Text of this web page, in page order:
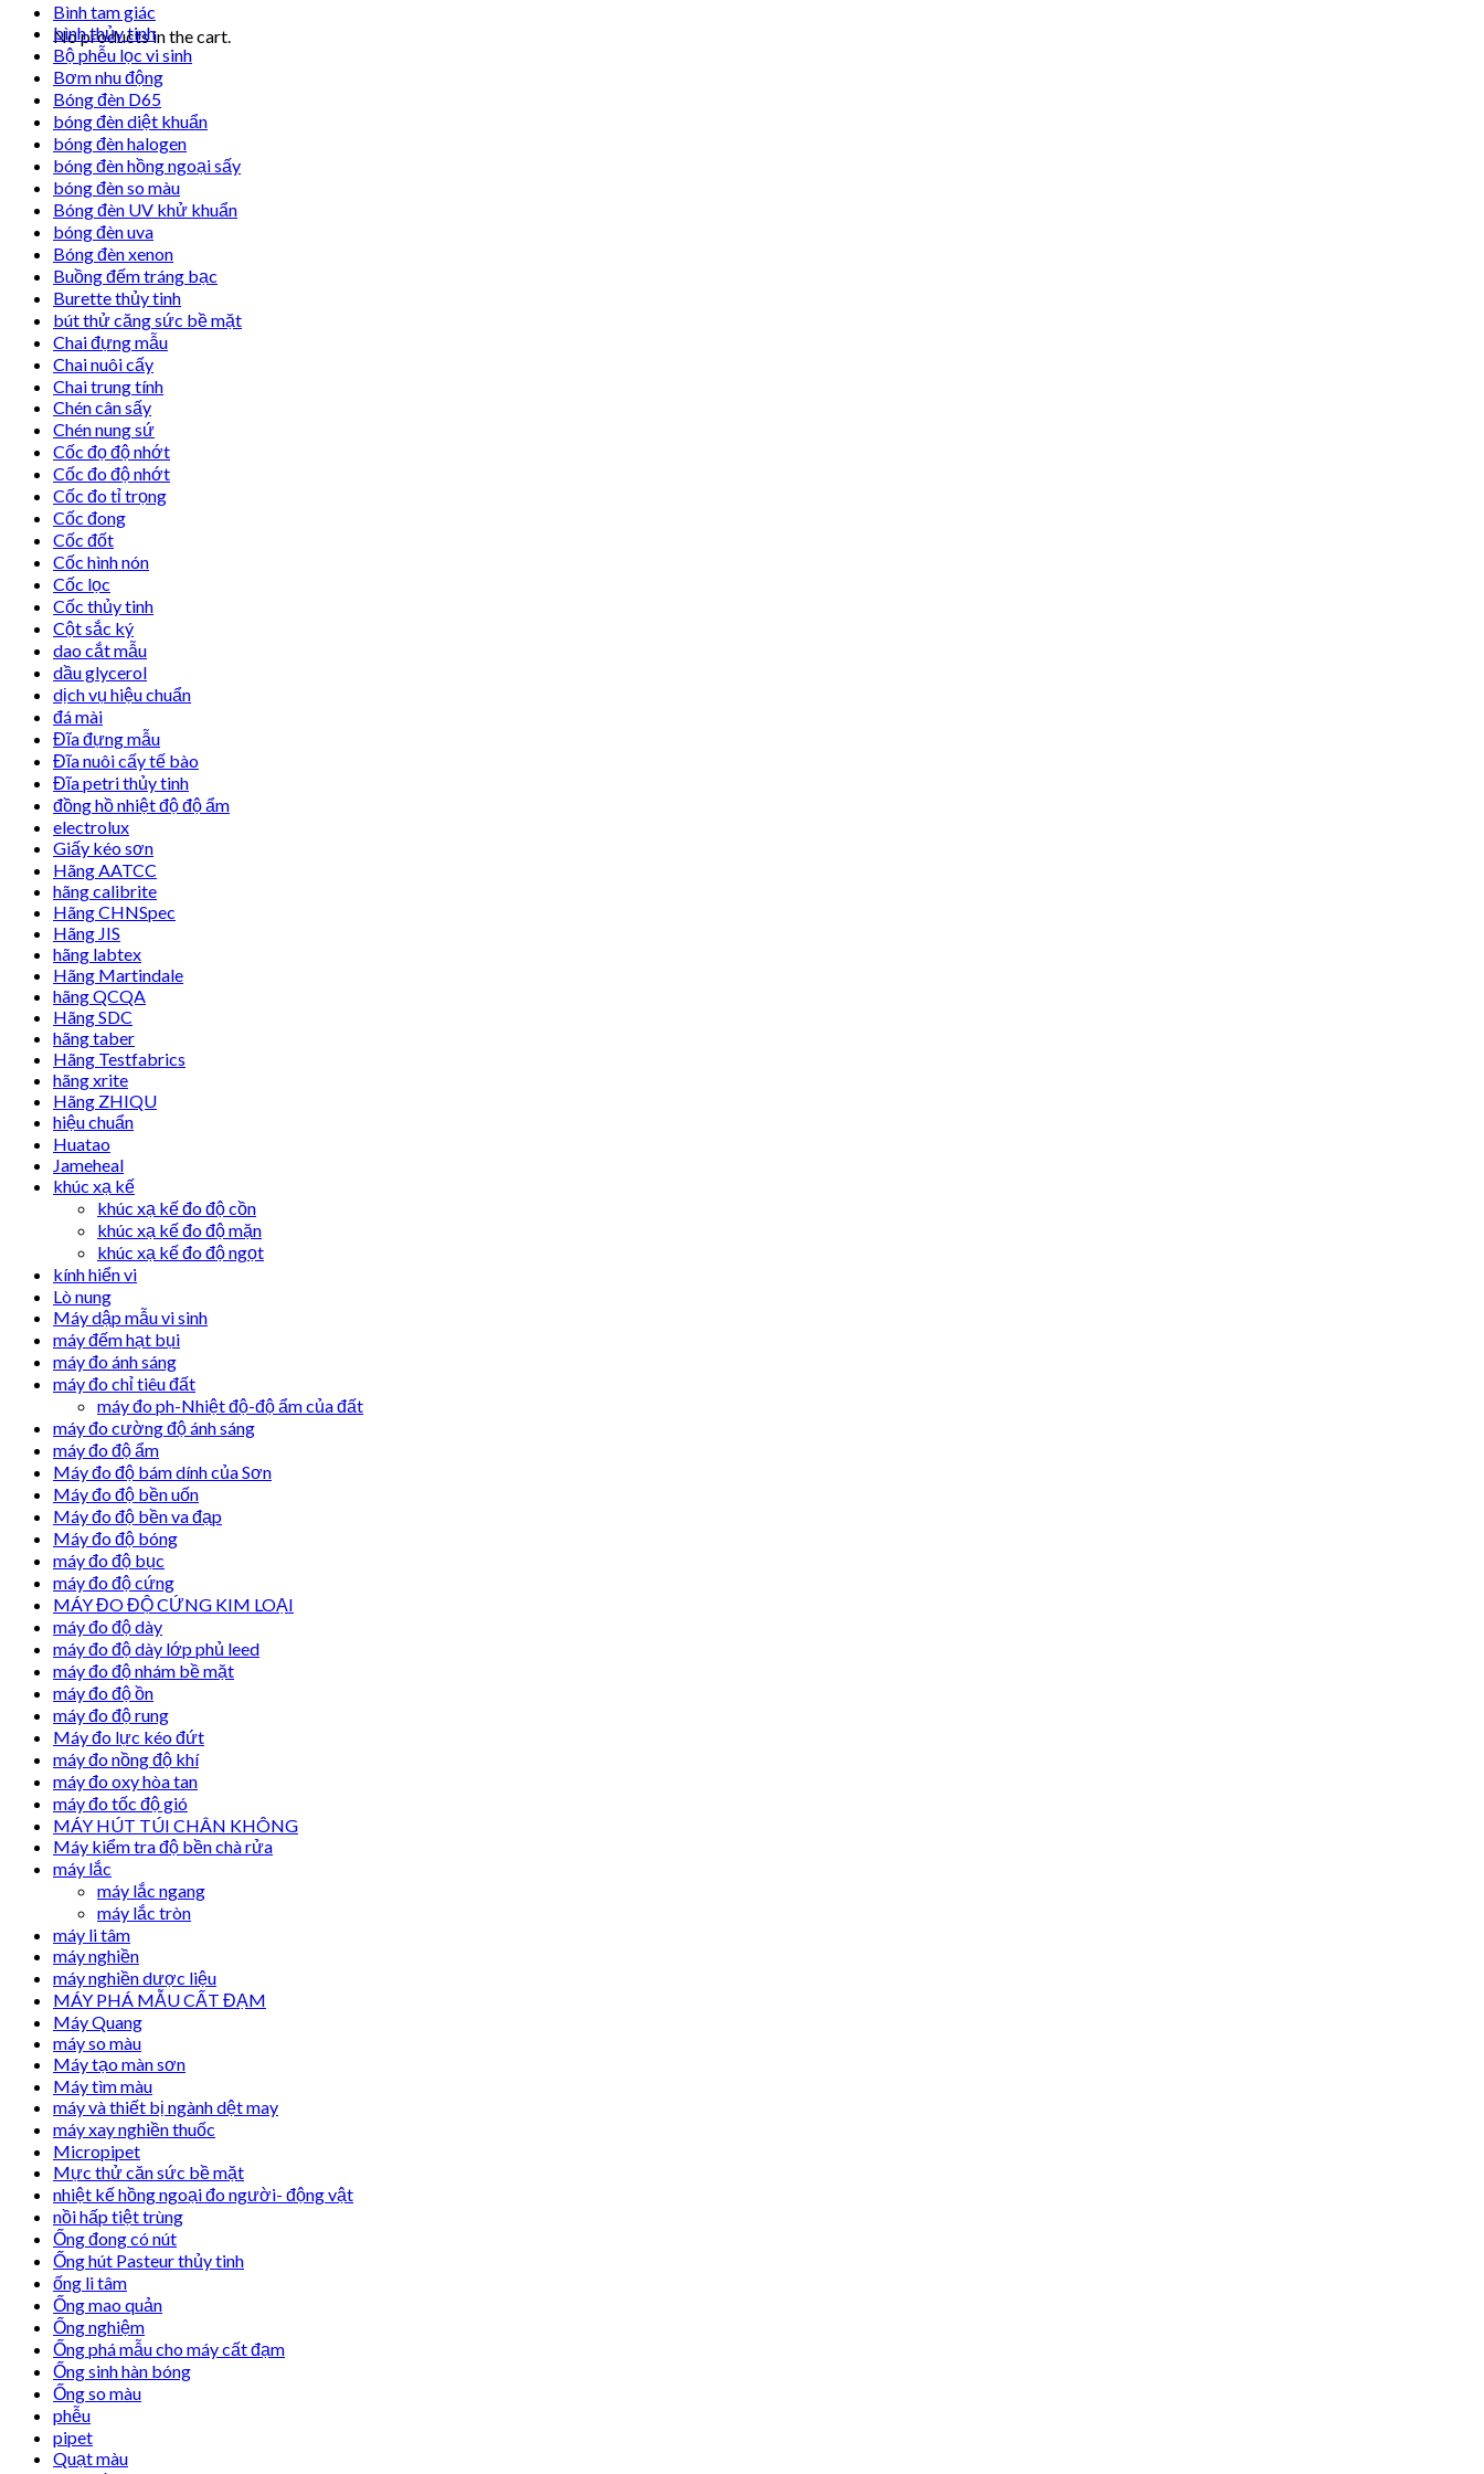
No products in the cart.
Bình tam giác
bình thủy tinh
Bộ phễu lọc vi sinh
Bơm nhu động
Bóng đèn D65
bóng đèn diệt khuẩn
bóng đèn halogen
bóng đèn hồng ngoại sấy
bóng đèn so màu
Bóng đèn UV khử khuẩn
bóng đèn uva
Bóng đèn xenon
Buồng đếm tráng bạc
Burette thủy tinh
bút thử căng sức bề mặt
Chai đựng mẫu
Chai nuôi cấy
Chai trung tính
Chén cân sấy
Chén nung sứ
Cốc đọ độ nhớt
Cốc đo độ nhớt
Cốc đo tỉ trọng
Cốc đong
Cốc đốt
Cốc hình nón
Cốc lọc
Cốc thủy tinh
Cột sắc ký
dao cắt mẫu
dầu glycerol
dịch vụ hiệu chuẩn
đá mài
Đĩa đựng mẫu
Đĩa nuôi cấy tế bào
Đĩa petri thủy tinh
đồng hồ nhiệt độ độ ẩm
electrolux
Giấy kéo sơn
Hãng AATCC
hãng calibrite
Hãng CHNSpec
Hãng JIS
hãng labtex
Hãng Martindale
hãng QCQA
Hãng SDC
hãng taber
Hãng Testfabrics
hãng xrite
Hãng ZHIQU
hiệu chuẩn
Huatao
Jameheal
khúc xạ kế
khúc xạ kế đo độ cồn
khúc xạ kế đo độ mặn
khúc xạ kế đo độ ngọt
kính hiển vi
Lò nung
Máy dập mẫu vi sinh
máy đếm hạt bụi
máy đo ánh sáng
máy đo chỉ tiêu đất
máy đo ph-Nhiệt độ-độ ẩm của đất
máy đo cường độ ánh sáng
máy đo độ ẩm
Máy đo độ bám dính của Sơn
Máy đo độ bền uốn
Máy đo độ bền va đạp
Máy đo độ bóng
máy đo độ bục
máy đo độ cứng
MÁY ĐO ĐỘ CỨNG KIM LOẠI
máy đo độ dày
máy đo độ dày lớp phủ leed
máy đo độ nhám bề mặt
máy đo độ ồn
máy đo độ rung
Máy đo lực kéo đứt
máy đo nồng độ khí
máy đo oxy hòa tan
máy đo tốc độ gió
MÁY HÚT TÚI CHÂN KHÔNG
Máy kiểm tra độ bền chà rửa
máy lắc
máy lắc ngang
máy lắc tròn
máy li tâm
máy nghiền
máy nghiền dược liệu
MÁY PHÁ MẪU CẤT ĐẠM
Máy Quang
máy so màu
Máy tạo màn sơn
Máy tìm màu
máy và thiết bị ngành dệt may
máy xay nghiền thuốc
Micropipet
Mực thử căn sức bề mặt
nhiệt kế hồng ngoại đo người- động vật
nồi hấp tiệt trùng
Ống đong có nút
Ống hút Pasteur thủy tinh
ống li tâm
Ống mao quản
Ống nghiệm
Ống phá mẫu cho máy cất đạm
Ống sinh hàn bóng
Ống so màu
phễu
pipet
Quạt màu